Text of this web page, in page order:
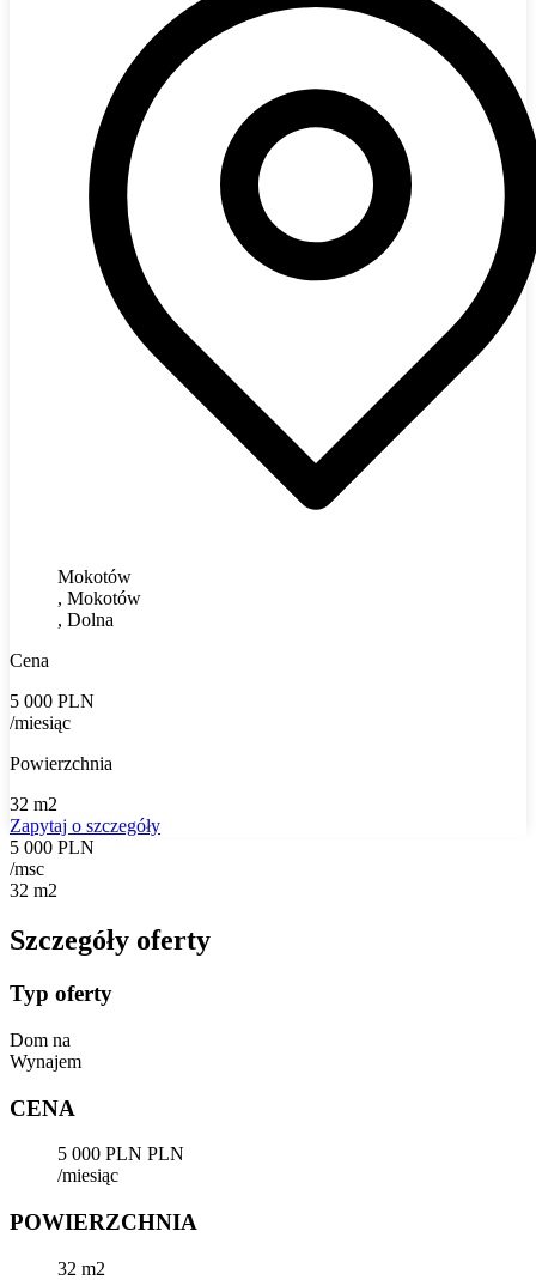
Mokotów
, Mokotów
, Dolna
Cena
5 000 PLN
/miesiąc
Powierzchnia
32 m2
Zapytaj o szczegóły
5 000 PLN
/msc
32 m2
Szczegóły oferty
Typ oferty
Dom na
Wynajem
CENA
5 000 PLN PLN
/miesiąc
POWIERZCHNIA
32 m2